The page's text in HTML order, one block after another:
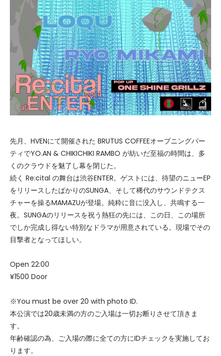
先月、HVENにて開催された BRUTUS COFFEEオープニングパー
ティでYO.AN & CHIKICHIKI RAMBO が紡いだ至福の時間は、多
くのクラウドを魅了し幕を閉じた。
続く Re:cital の舞台は渋谷ENTER。ゲストには、待望のニューEP
をリリースしたばかりのSUNGA、そして稀代のサウンドテクス
チャーを操るMAMAZUが登場。純粋に音に没入し、共鳴する一
夜。SUNGAのリリースを祝う熱狂の先には、この日、この場所
でしか完成し得ない特別なドラマが用意されている。現場でその
目撃者となってほしい。
Open 22:00
¥1500 Door
※You must be over 20 with photo ID.
本公演では20歳未満の方のご入場は一切お断りさせて頂きま
す。
年齢確認の為、ご入場の際に全ての方にIDチェックを実施してお
ります。